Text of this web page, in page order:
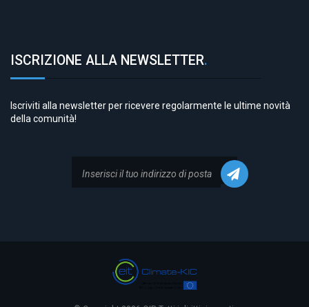
ISCRIZIONE ALLA NEWSLETTER.
Iscriviti alla newsletter per ricevere regolarmente le ultime novità
della comunità!